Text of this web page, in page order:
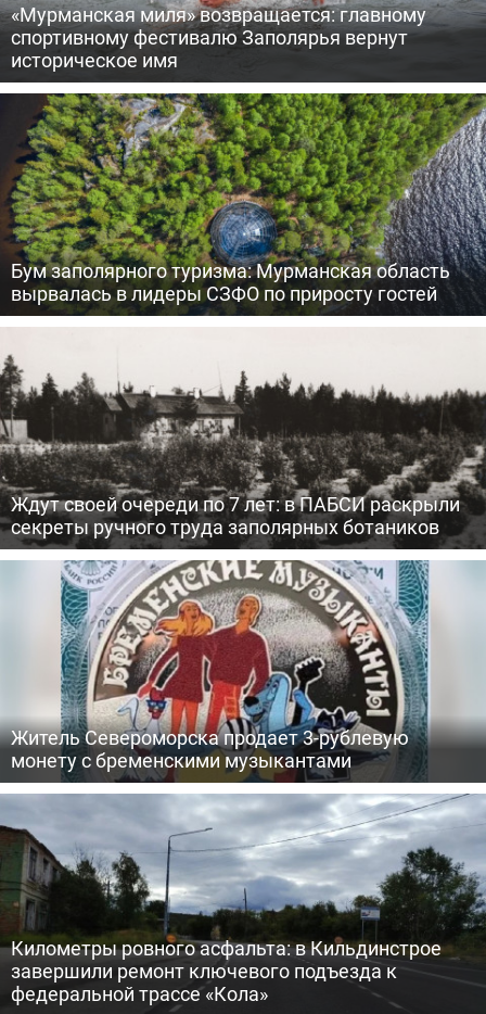
«Мурманская миля» возвращается: главному
спортивному фестивалю Заполярья вернут
историческое имя
Бум заполярного туризма: Мурманская область
вырвалась в лидеры СЗФО по приросту гостей
Ждут своей очереди по 7 лет: в ПАБСИ раскрыли
секреты ручного труда заполярных ботаников
Житель Североморска продает 3-рублевую
монету с бременскими музыкантами
Километры ровного асфальта: в Кильдинстрое
завершили ремонт ключевого подъезда к
федеральной трассе «Кола»